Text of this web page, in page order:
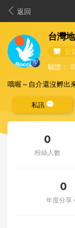
返回
台灣
公
驗證：
哦喔～自介還沒孵出
私訊
0
粉絲人數
0
年度分享